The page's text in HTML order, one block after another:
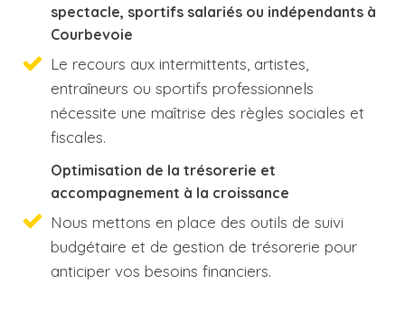
spectacle, sportifs salariés ou indépendants à
Courbevoie
Le recours aux intermittents, artistes,
entraîneurs ou sportifs professionnels
nécessite une maîtrise des règles sociales et
fiscales.
Optimisation de la trésorerie et
accompagnement à la croissance
Nous mettons en place des outils de suivi
budgétaire et de gestion de trésorerie pour
anticiper vos besoins financiers.